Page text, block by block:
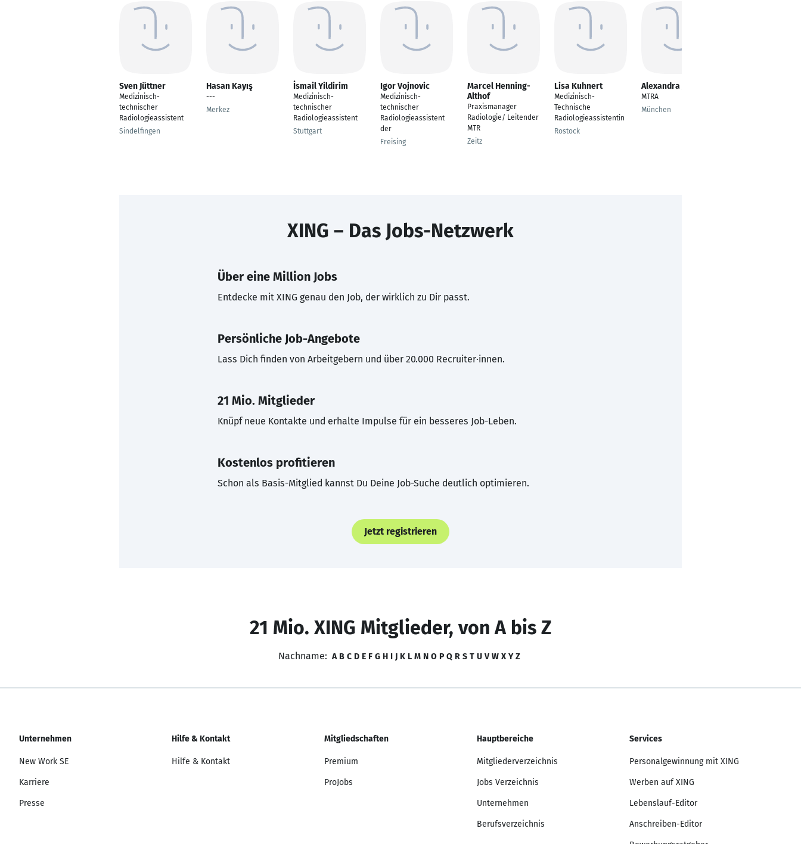
Sven Jüttner
Medizinisch-
technischer
Radiologieassistent
Sindelfingen
Hasan Kayış
---
Merkez
İsmail Yildirim
Medizinisch-
technischer
Radiologieassistent
Stuttgart
Igor Vojnovic
Medizinisch-
technischer
Radiologieassistent
der
Freising
Marcel Henning-
Althof
Praxismanager
Radiologie/ Leitender
MTR
Zeitz
Lisa Kuhnert
Medizinisch-
Technische
Radiologieassistentin
Rostock
Alexandra Jaman
MTRA
München
XING – Das Jobs-Netzwerk
Über eine Million Jobs
Entdecke mit XING genau den Job, der wirklich zu Dir passt.
Persönliche Job-Angebote
Lass Dich finden von Arbeitgebern und über 20.000 Recruiter·innen.
21 Mio. Mitglieder
Knüpf neue Kontakte und erhalte Impulse für ein besseres Job-Leben.
Kostenlos profitieren
Schon als Basis-Mitglied kannst Du Deine Job-Suche deutlich optimieren.
Jetzt registrieren
21 Mio. XING Mitglieder, von A bis Z
Nachname: A B C D E F G H I J K L M N O P Q R S T U V W X Y Z
Unternehmen
New Work SE
Karriere
Presse
Hilfe & Kontakt
Hilfe & Kontakt
Mitgliedschaften
Premium
ProJobs
Hauptbereiche
Mitgliederverzeichnis
Jobs Verzeichnis
Unternehmen
Berufsverzeichnis
Services
Personalgewinnung mit XING
Werben auf XING
Lebenslauf-Editor
Anschreiben-Editor